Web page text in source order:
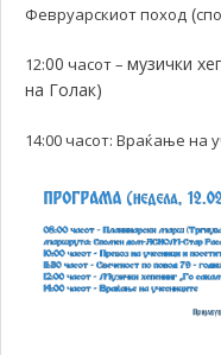
Февруарскиот поход (
12:00 часот – музички
на Голак)
14:00 часот: Враќање на